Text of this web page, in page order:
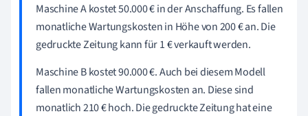
Maschine A kostet 50.000 € in der Anschaffung. Es fallen
monatliche Wartungskosten in Höhe von 200 € an. Die
gedruckte Zeitung kann für 1 € verkauft werden.
Maschine B kostet 90.000 €. Auch bei diesem Modell
fallen monatliche Wartungskosten an. Diese sind
monatlich 210 € hoch. Die gedruckte Zeitung hat eine